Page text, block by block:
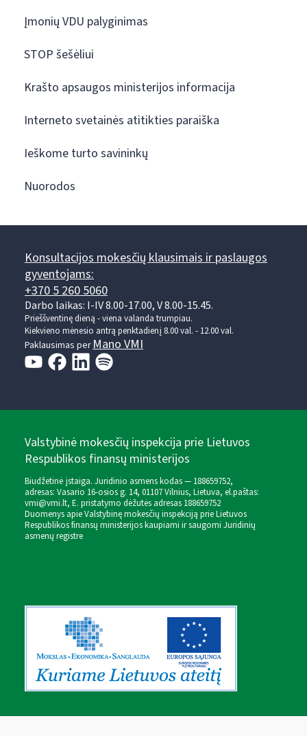
Įmonių VDU palyginimas
STOP šešėliui
Krašto apsaugos ministerijos informacija
Interneto svetainės atitikties paraiška
Ieškome turto savininkų
Nuorodos
Konsultacijos mokesčių klausimais ir paslaugos
gyventojams:
+370 5 260 5060
Darbo laikas: I-IV 8.00-17.00, V 8.00-15.45.
Prieššventinę dieną - viena valanda trumpiau.
Kiekvieno mėnesio antrą penktadienį 8.00 val. - 12.00 val.
Paklausimas per Mano VMI
Valstybinė mokesčių inspekcija prie Lietuvos
Respublikos finansų ministerijos
Biudžetinė įstaiga. Juridinio asmens kodas — 188659752,
adresas: Vasario 16-osios g. 14, 01107 Vilnius, Lietuva, el.paštas:
vmi@vmi.lt, E. pristatymo dėžutės adresas 188659752
Duomenys apie Valstybinę mokesčių inspekciją prie Lietuvos
Respublikos finansų ministerijos kaupiami ir saugomi Juridinių
asmenų registre